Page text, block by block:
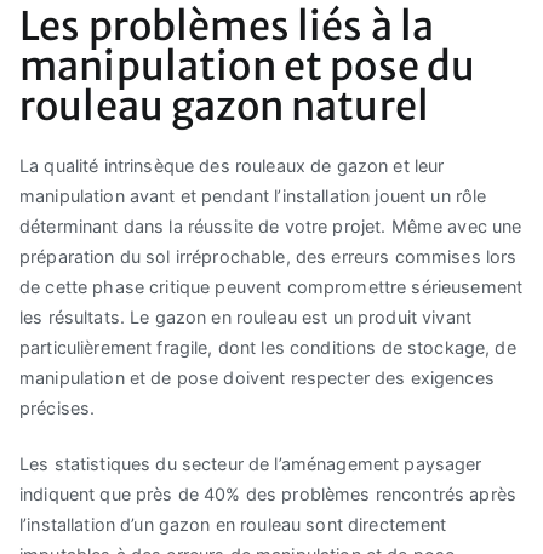
Les problèmes liés à la
manipulation et pose du
rouleau gazon naturel
La qualité intrinsèque des rouleaux de gazon et leur
manipulation avant et pendant l’installation jouent un rôle
déterminant dans la réussite de votre projet. Même avec une
préparation du sol irréprochable, des erreurs commises lors
de cette phase critique peuvent compromettre sérieusement
les résultats. Le gazon en rouleau est un produit vivant
particulièrement fragile, dont les conditions de stockage, de
manipulation et de pose doivent respecter des exigences
précises.
Les statistiques du secteur de l’aménagement paysager
indiquent que près de 40% des problèmes rencontrés après
l’installation d’un gazon en rouleau sont directement